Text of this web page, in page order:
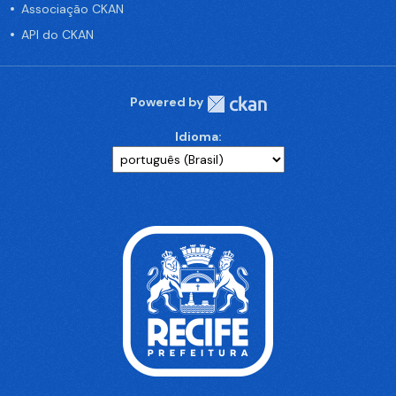
Associação CKAN
API do CKAN
Powered by
Idioma